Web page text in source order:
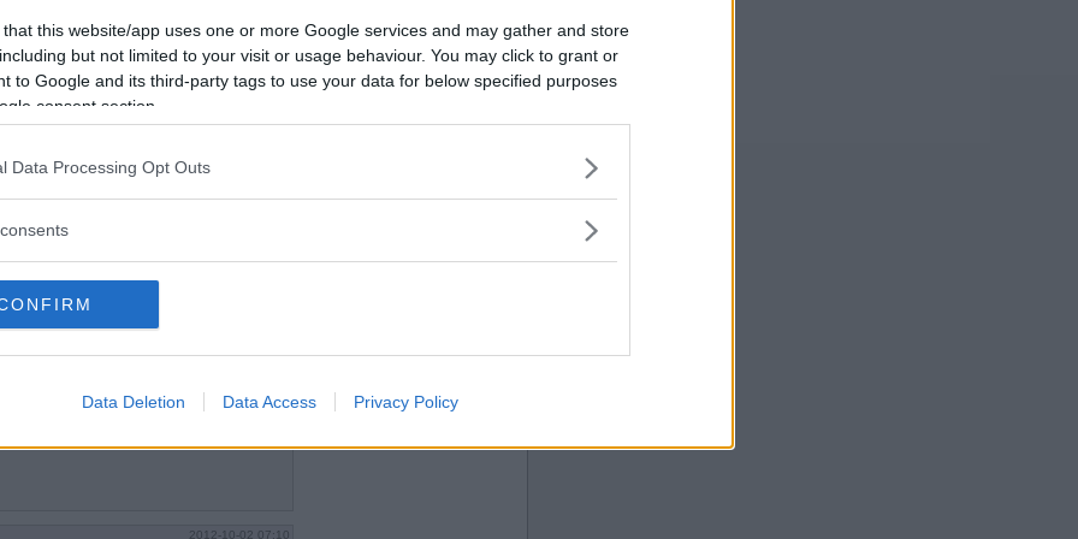
that this website/app uses one or more Google services and may gather and store
but not limited to your visit or usage behaviour. You may click to grant or
to Google and its third-party tags to use your data for below specified purposes
consent section.
Data Processing Opt Outs
Data Deletion Data Access Privacy Policy
2012-10-01 19:32
ibland.
2012-10-01 23:43
2012-10-02 07:10
Vill du bli
medlem?